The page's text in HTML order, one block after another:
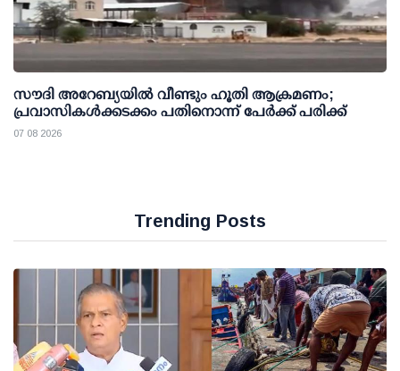
സൗദി അറേബ്യയില്‍ വീണ്ടും ഹൂതി ആക്രമണം;
പ്രവാസികള്‍ക്കടക്കം പതിനൊന്ന് പേര്‍ക്ക് പരിക്ക്
07 08 2026
Trending Posts